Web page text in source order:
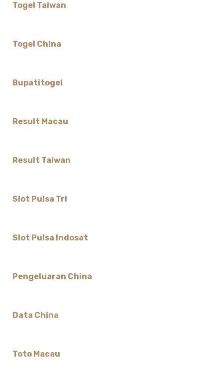
Togel Taiwan
Togel China
Bupatitogel
Result Macau
Result Taiwan
Slot Pulsa Tri
Slot Pulsa Indosat
Pengeluaran China
Data China
Toto Macau